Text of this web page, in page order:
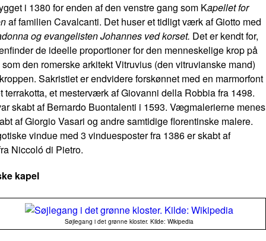
i 1380 for enden af den venstre gang som Kapellet for
af familien Cavalcanti. Det huser et tidligt værk af Giotto med
og evangelisten Johannes ved korset. Det er kendt for,
de ideelle proportioner for den menneskelige krop på
den romerske arkitekt Vitruvius (den vitruvianske mand)
Sakristiet er endvidere forskønnet med en marmorfont
terrakotta, et mesterværk af Giovanni della Robbia fra 1498.
skabt af Bernardo Buontalenti i 1593. Vægmalerierne menes
af Giorgio Vasari og andre samtidige florentinske malere.
vindue med 3 vinduesposter fra 1386 er skabt af
Niccoló di Pietro.
kapel
Søjlegang i det grønne kloster. Kilde: Wikipedia